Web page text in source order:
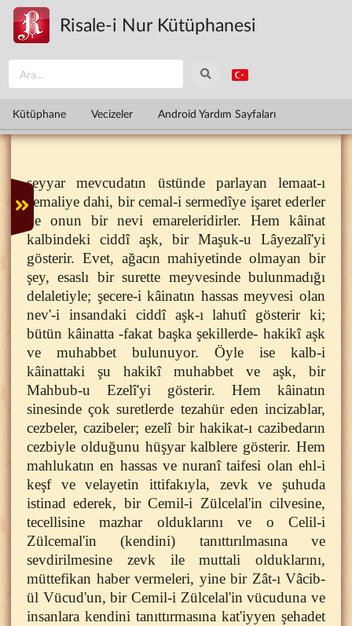
Ana içeriğe atla
Risale-i Nur Kütüphanesi
Kütüphane Vecizeler Android Yardım Sayfaları
seyyar mevcudatın üstünde parlayan lemaat-ı
cemaliye dahi, bir cemal-i sermedîye işaret ederler
ve onun bir nevi emareleridirler. Hem kâinat
kalbindeki ciddî aşk, bir Maşuk-u Lâyezalî'yi
gösterir. Evet, ağacın mahiyetinde olmayan bir
şey, esaslı bir surette meyvesinde bulunmadığı
delaletiyle; şecere-i kâinatın hassas meyvesi olan
nev'-i insandaki ciddî aşk-ı lahutî gösterir ki;
bütün kâinatta -fakat başka şekillerde- hakikî aşk
ve muhabbet bulunuyor. Öyle ise kalb-i
kâinattaki şu hakikî muhabbet ve aşk, bir
Mahbub-u Ezelî'yi gösterir. Hem kâinatın
sinesinde çok suretlerde tezahür eden incizablar,
cezbeler, cazibeler; ezelî bir hakikat-ı cazibedarın
cezbiyle olduğunu hüşyar kalblere gösterir. Hem
mahlukatın en hassas ve nuranî taifesi olan ehl-i
keşf ve velayetin ittifakıyla, zevk ve şuhuda
istinad ederek, bir Cemil-i Zülcelal'in cilvesine,
tecellisine mazhar olduklarını ve o Celil-i
Zülcemal'in (kendini) tanıttırılmasına ve
sevdirilmesine zevk ile muttali olduklarını,
müttefikan haber vermeleri, yine bir Zât-ı Vâcib-
ül Vücud'un, bir Cemil-i Zülcelal'in vücuduna ve
insanlara kendini tanıttırmasına kat'iyyen şehadet